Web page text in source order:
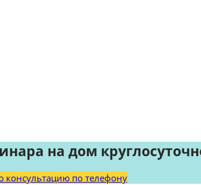
на дом
консультацию по телефону